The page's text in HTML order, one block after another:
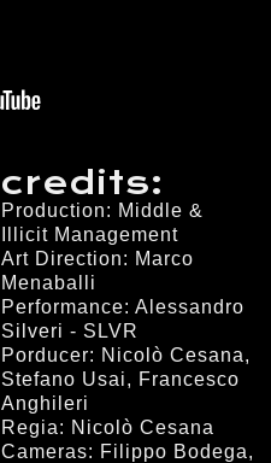
credits:
Production: Middle &
Illicit Management
Art Direction: Marco
Menaballi
Performance: Alessandro
Silveri - SLVR
Porducer: Nicolò Cesana,
Stefano Usai, Francesco
Anghileri
Regia: Nicolò Cesana
Cameras: Filippo Bodega,